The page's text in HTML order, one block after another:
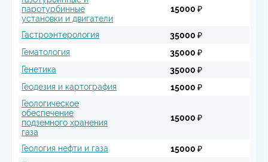
паротурбинные
установки и двигатели
15000 ₽
Гастроэнтерология
35000 ₽
Гематология
35000 ₽
Генетика
35000 ₽
Геодезия и картография
15000 ₽
Геологическое
обеспечение
подземного хранения
газа
15000 ₽
Геология нефти и газа
15000 ₽